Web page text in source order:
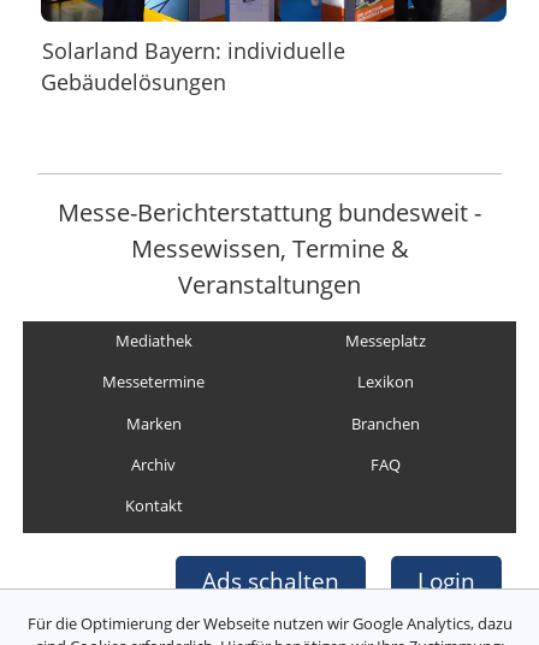
Solarland Bayern: individuelle
Gebäudelösungen
Messe-Berichterstattung bundesweit -
Messewissen, Termine &
Veranstaltungen
Mediathek
Messeplatz
Messetermine
Lexikon
Marken
Branchen
Archiv
FAQ
Kontakt
Ads schalten Login
Für die Optimierung der Webseite nutzen wir Google Analytics, dazu